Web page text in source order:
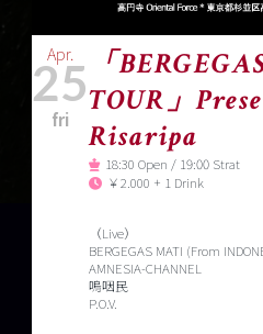
Apr.
25
fri
「
TOUR」
Risaripa
18:30 Open / 19:00 Strat
￥2.000 + 1 Drink
（Live）
BERGEGAS MATI (From
AMNESIA-CHANNEL
嗚咽民
P.O.V.